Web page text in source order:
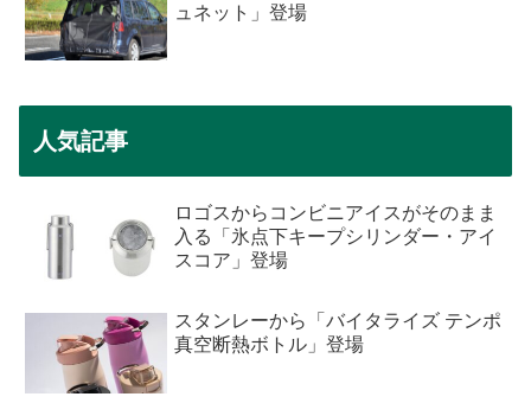
ュネット」登場
人気記事
ロゴスからコンビニアイスがそのまま
入る「氷点下キープシリンダー・アイ
スコア」登場
スタンレーから「バイタライズ テンポ
真空断熱ボトル」登場